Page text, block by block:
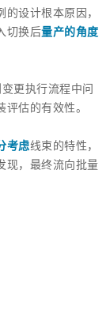
设计根本原因，
切换后量产的角度
更执行流程中问
评估的有效性。
考虑线束的特性，
现，最终流向批量